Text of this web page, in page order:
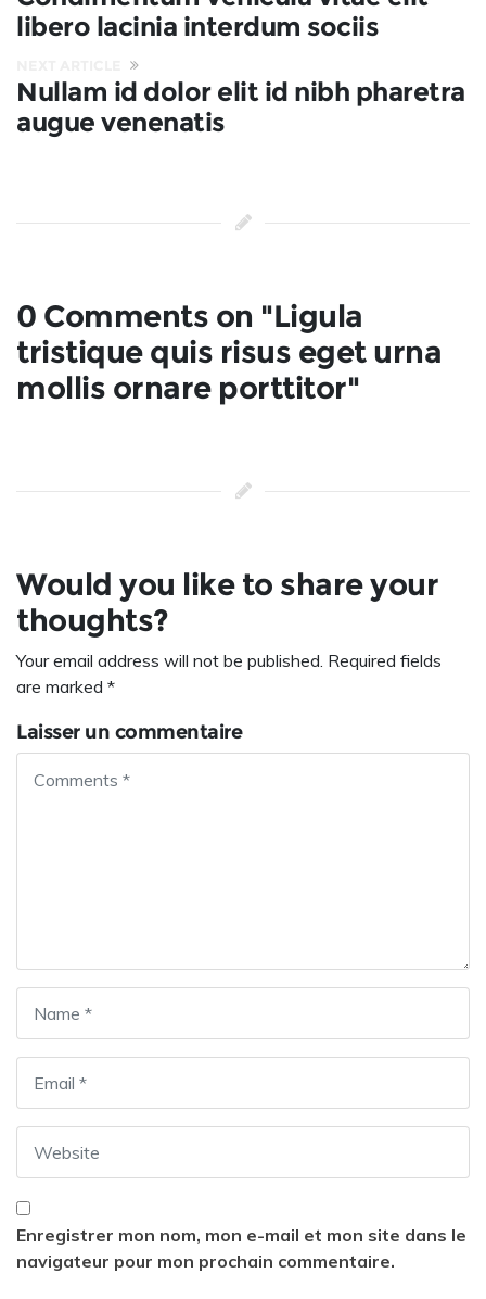
libero lacinia interdum sociis
Nullam id dolor elit id nibh pharetra
augue venenatis
0 Comments on "Ligula
tristique quis risus eget urna
mollis ornare porttitor"
Would you like to share your
thoughts?
Your email address will not be published. Required fields
are marked *
Laisser un commentaire
Enregistrer mon nom, mon e-mail et mon site dans le
navigateur pour mon prochain commentaire.